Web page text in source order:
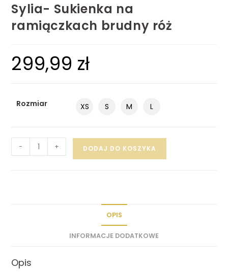
Sylia- Sukienka na
ramiączkach brudny róż
299,99 zł
Rozmiar XS S M L
- + DODAJ DO KOSZYKA
OPIS
INFORMACJE DODATKOWE
Opis